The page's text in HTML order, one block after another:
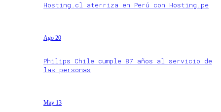
Hosting.cl aterriza en Perú con Hosting.pe
Ago 20
Philips Chile cumple 87 años al servicio de
las personas
May 13